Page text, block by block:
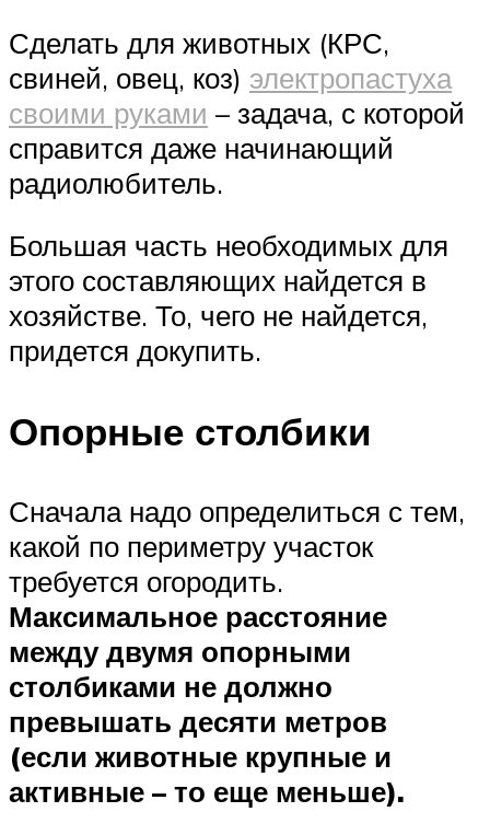
Сделать для животных (КРС,
свиней, овец, коз) электропастуха
своими руками – задача, с которой
справится даже начинающий
радиолюбитель.
Большая часть необходимых для
этого составляющих найдется в
хозяйстве. То, чего не найдется,
придется докупить.
Опорные столбики
Сначала надо определиться с тем,
какой по периметру участок
требуется огородить.
Максимальное расстояние
между двумя опорными
столбиками не должно
превышать десяти метров
(если животные крупные и
активные – то еще меньше).